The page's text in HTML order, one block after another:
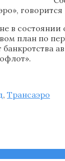
говорится
в
план по
, Трансаэро